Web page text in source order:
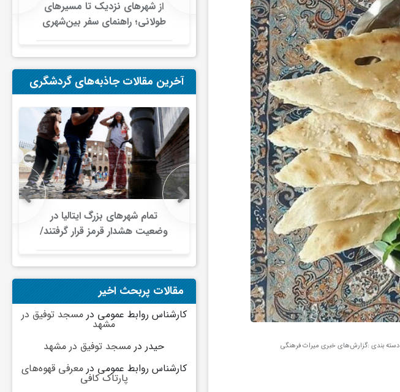
دسته بندی :گزارش‌های خبری میراث فرهنگی
ارزان ترین زمان سفر کیش چه
موقعی است؟
از شهرهای نزدیک تا مسیرهای
طولانی؛ راهنمای سفر بین‌شهری
در ایران
آخرین مقالات جاذبه‌های گردشگری
تغییر مسیر گردشگران اروپایی زیر
سایه گرانی سوخت جت/ اختلال
گسترده در مسیرهای هوایی
تمام شهرهای بزرگ ایتالیا در
وضعیت هشدار قرمز قرار گرفتند/
موج گرمای بی‌سابقه، گردشگری و
قرار داد
مقالات پربحث اخیر
کارشناس روابط عمومی درمسجد توفیق در
مشهد
حیدردر مسجد توفیق در مشهد
کارشناس روابط عمومی درمعرفی قهوه‌های
پارتاک کافی